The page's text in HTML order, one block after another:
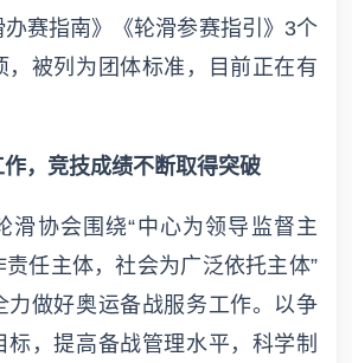
赛指南》《轮滑参赛指引》3个
，被列为团体标准，目前正在有
，竞技成绩不断取得突破
滑协会围绕“中心为领导监督主
任主体，社会为广泛依托主体”
力做好奥运备战服务工作。以争
标，提高备战管理水平，科学制